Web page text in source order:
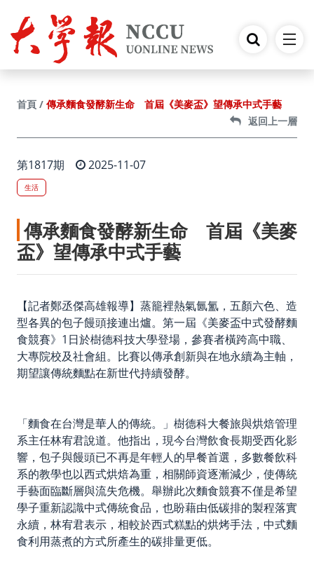
首頁
傳承麵食發酵新生命 首屆《美麥盃》望傳承中式手藝
返回上一層
第1817期 2025-11-07
生活
傳承麵食發酵新生命 首屆《美麥
盃》望傳承中式手藝
【記者鄭丞傑高雄報導】蒸籠裡熱氣氤氳，五顏六色、造
型各異的包子饅頭接連出爐。第一屆《美麥盃中式發酵麵
食競賽》1日於樹德科技大學登場，參賽者橫跨高中職、
大專院校及社會組。比賽以傳承創新與在地永續為主軸，
期望讓傳統麵點在新世代持續發酵。
「麵食在台灣是華人的傳統。」樹德科大餐旅與烘焙管理
系主任林宥君說道。他指出，現今台灣飲食長期受西化影
響，包子與饅頭已不再是年輕人的早餐首選，多數餐飲科
系的教學也以西式烘焙為重，相關師資逐漸減少，使傳統
手藝面臨斷層與流失危機。舉辦此次麵食競賽不僅是希望
學子重新認識中式傳統食品，也盼藉由低碳排的製程落實
永續，林宥君表示，相較於西式糕點的烘烤手法，中式麵
食利用蒸煮的方式所產生的碳排量更低。